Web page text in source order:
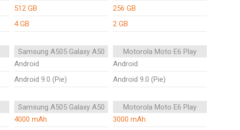
512 GB
256 GB
4 GB 2 GB
Samsung A505 Galaxy A50
Motorola Moto E6 Play
Android
Android
Android 9.0 (Pie) Android 9.0 (Pie)
Samsung A505 Galaxy A50
Motorola Moto E6 Play
4000 mAh
3000 mAh